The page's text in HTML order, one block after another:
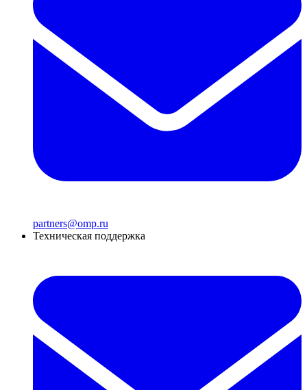
partners@omp.ru
Техническая поддержка